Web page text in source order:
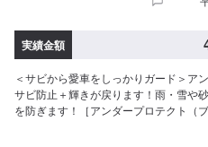
実績金額
＜サビから愛車をしっかりガード＞ア
サビ防止＋輝きが戻ります！雨・雪や
を防ぎます！［アンダープロテクト（